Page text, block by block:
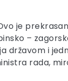
je
–
državom i
rada,